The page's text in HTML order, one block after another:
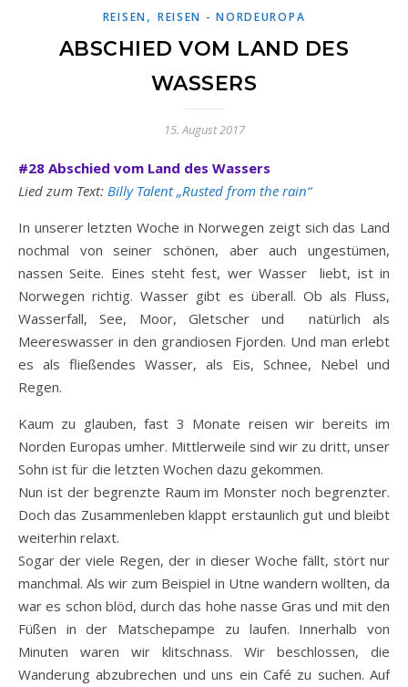
REISEN, REISEN - NORDEUROPA
ABSCHIED VOM LAND DES
WASSERS
15. August 2017
#28 Abschied vom Land des Wassers
Lied zum Text: Billy Talent „Rusted from the rain“
In unserer letzten Woche in Norwegen zeigt sich das Land
nochmal von seiner schönen, aber auch ungestümen,
nassen Seite. Eines steht fest, wer Wasser liebt, ist in
Norwegen richtig. Wasser gibt es überall. Ob als Fluss,
Wasserfall, See, Moor, Gletscher und natürlich als
Meereswasser in den grandiosen Fjorden. Und man erlebt
es als fließendes Wasser, als Eis, Schnee, Nebel und
Regen.
Kaum zu glauben, fast 3 Monate reisen wir bereits im
Norden Europas umher. Mittlerweile sind wir zu dritt, unser
Sohn ist für die letzten Wochen dazu gekommen.
Nun ist der begrenzte Raum im Monster noch begrenzter.
Doch das Zusammenleben klappt erstaunlich gut und bleibt
weiterhin relaxt.
Sogar der viele Regen, der in dieser Woche fällt, stört nur
manchmal. Als wir zum Beispiel in Utne wandern wollten, da
war es schon blöd, durch das hohe nasse Gras und mit den
Füßen in der Matschepampe zu laufen. Innerhalb von
Minuten waren wir klitschnass. Wir beschlossen, die
Wanderung abzubrechen und uns ein Café zu suchen. Auf